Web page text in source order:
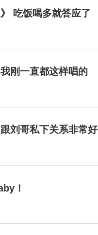
吃饭喝多就答应了
刚一直都这样唱的
刘哥私下关系非常好
！